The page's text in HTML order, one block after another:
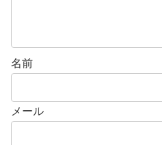
名前
メール